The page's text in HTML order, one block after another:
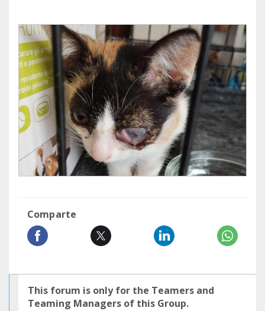
Comparte
This forum is only for the Teamers and
Teaming Managers of this Group.